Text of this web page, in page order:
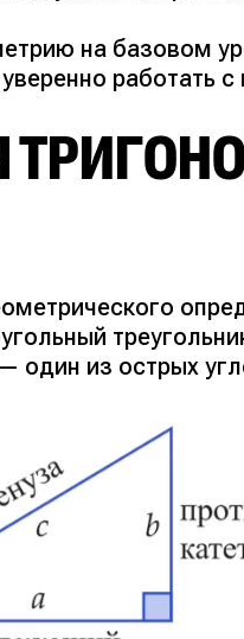
на базовом
работать
один из острых